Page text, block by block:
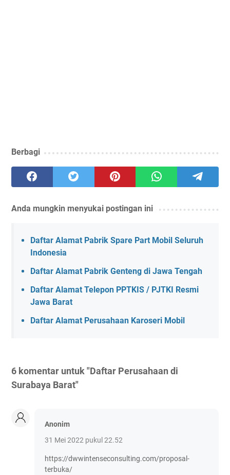
Berbagi
Anda mungkin menyukai postingan ini
Daftar Alamat Pabrik Spare Part Mobil Seluruh
Indonesia
Daftar Alamat Pabrik Genteng di Jawa Tengah
Daftar Alamat Telepon PPTKIS / PJTKI Resmi
Jawa Barat
Daftar Alamat Perusahaan Karoseri Mobil
6 komentar untuk "Daftar Perusahaan di
Surabaya Barat"
Anonim
31 Mei 2022 pukul 22.52
https://dwwintenseconsulting.com/proposal-
terbuka/